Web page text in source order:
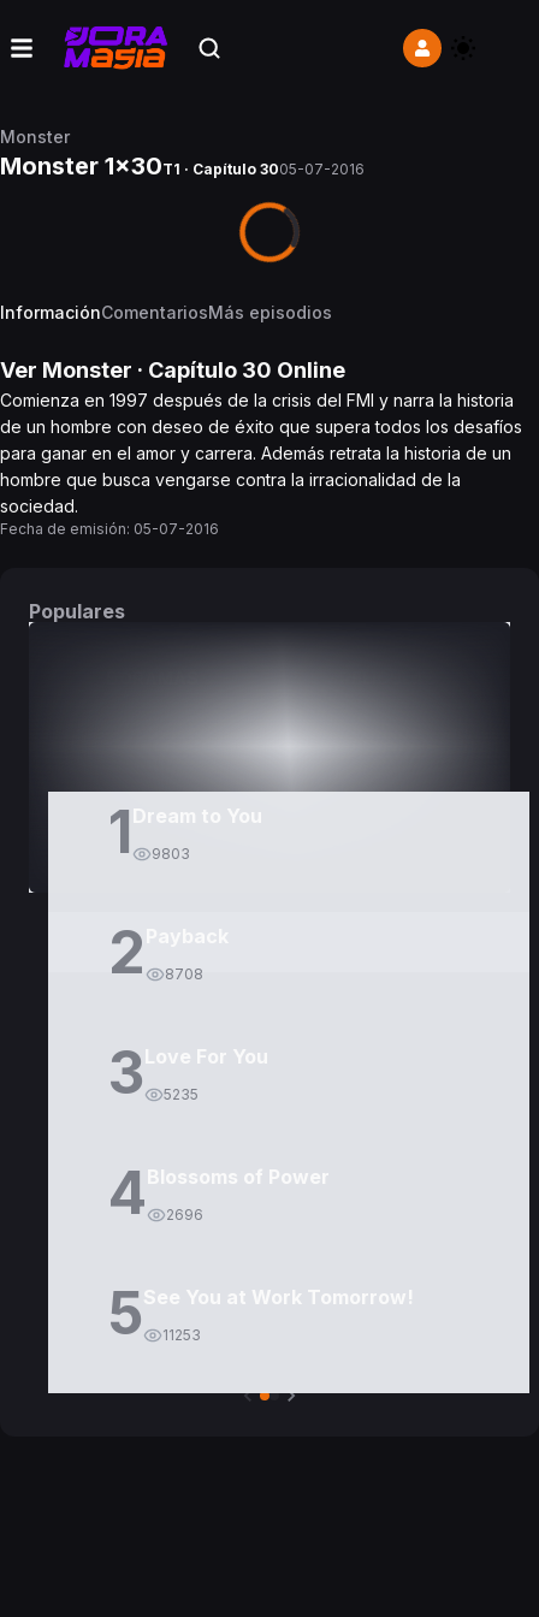
Monster
Monster 1x30T1 · Capítulo 3005-07-2016
InformaciónComentariosMás episodios
Ver Monster · Capítulo 30 Online
Comienza en 1997 después de la crisis del FMI y narra la historia
de un hombre con deseo de éxito que supera todos los desafíos
para ganar en el amor y carrera. Además retrata la historia de un
hombre que busca vengarse contra la irracionalidad de la
sociedad.
Fecha de emisión: 05-07-2016
Populares
1 Dream to You
9803
2 8708
3Love For You
5235
4Blossoms of Power
2696
5See You at Work Tomorrow!
11253